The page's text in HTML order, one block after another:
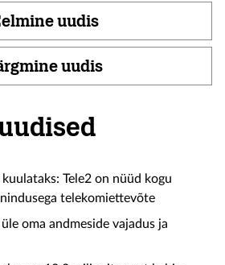
uudis
uudis
Tele2 on nüüd kogu
telekomiettevõte
oma andmeside vajadus ja